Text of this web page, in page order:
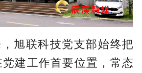
旭联科技党支部始终把
建工作首要位置，常态